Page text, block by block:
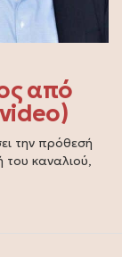
από
την πρόθεσή
του καναλιού,